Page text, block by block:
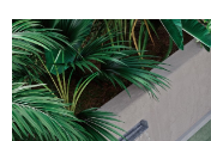
原Line已滿